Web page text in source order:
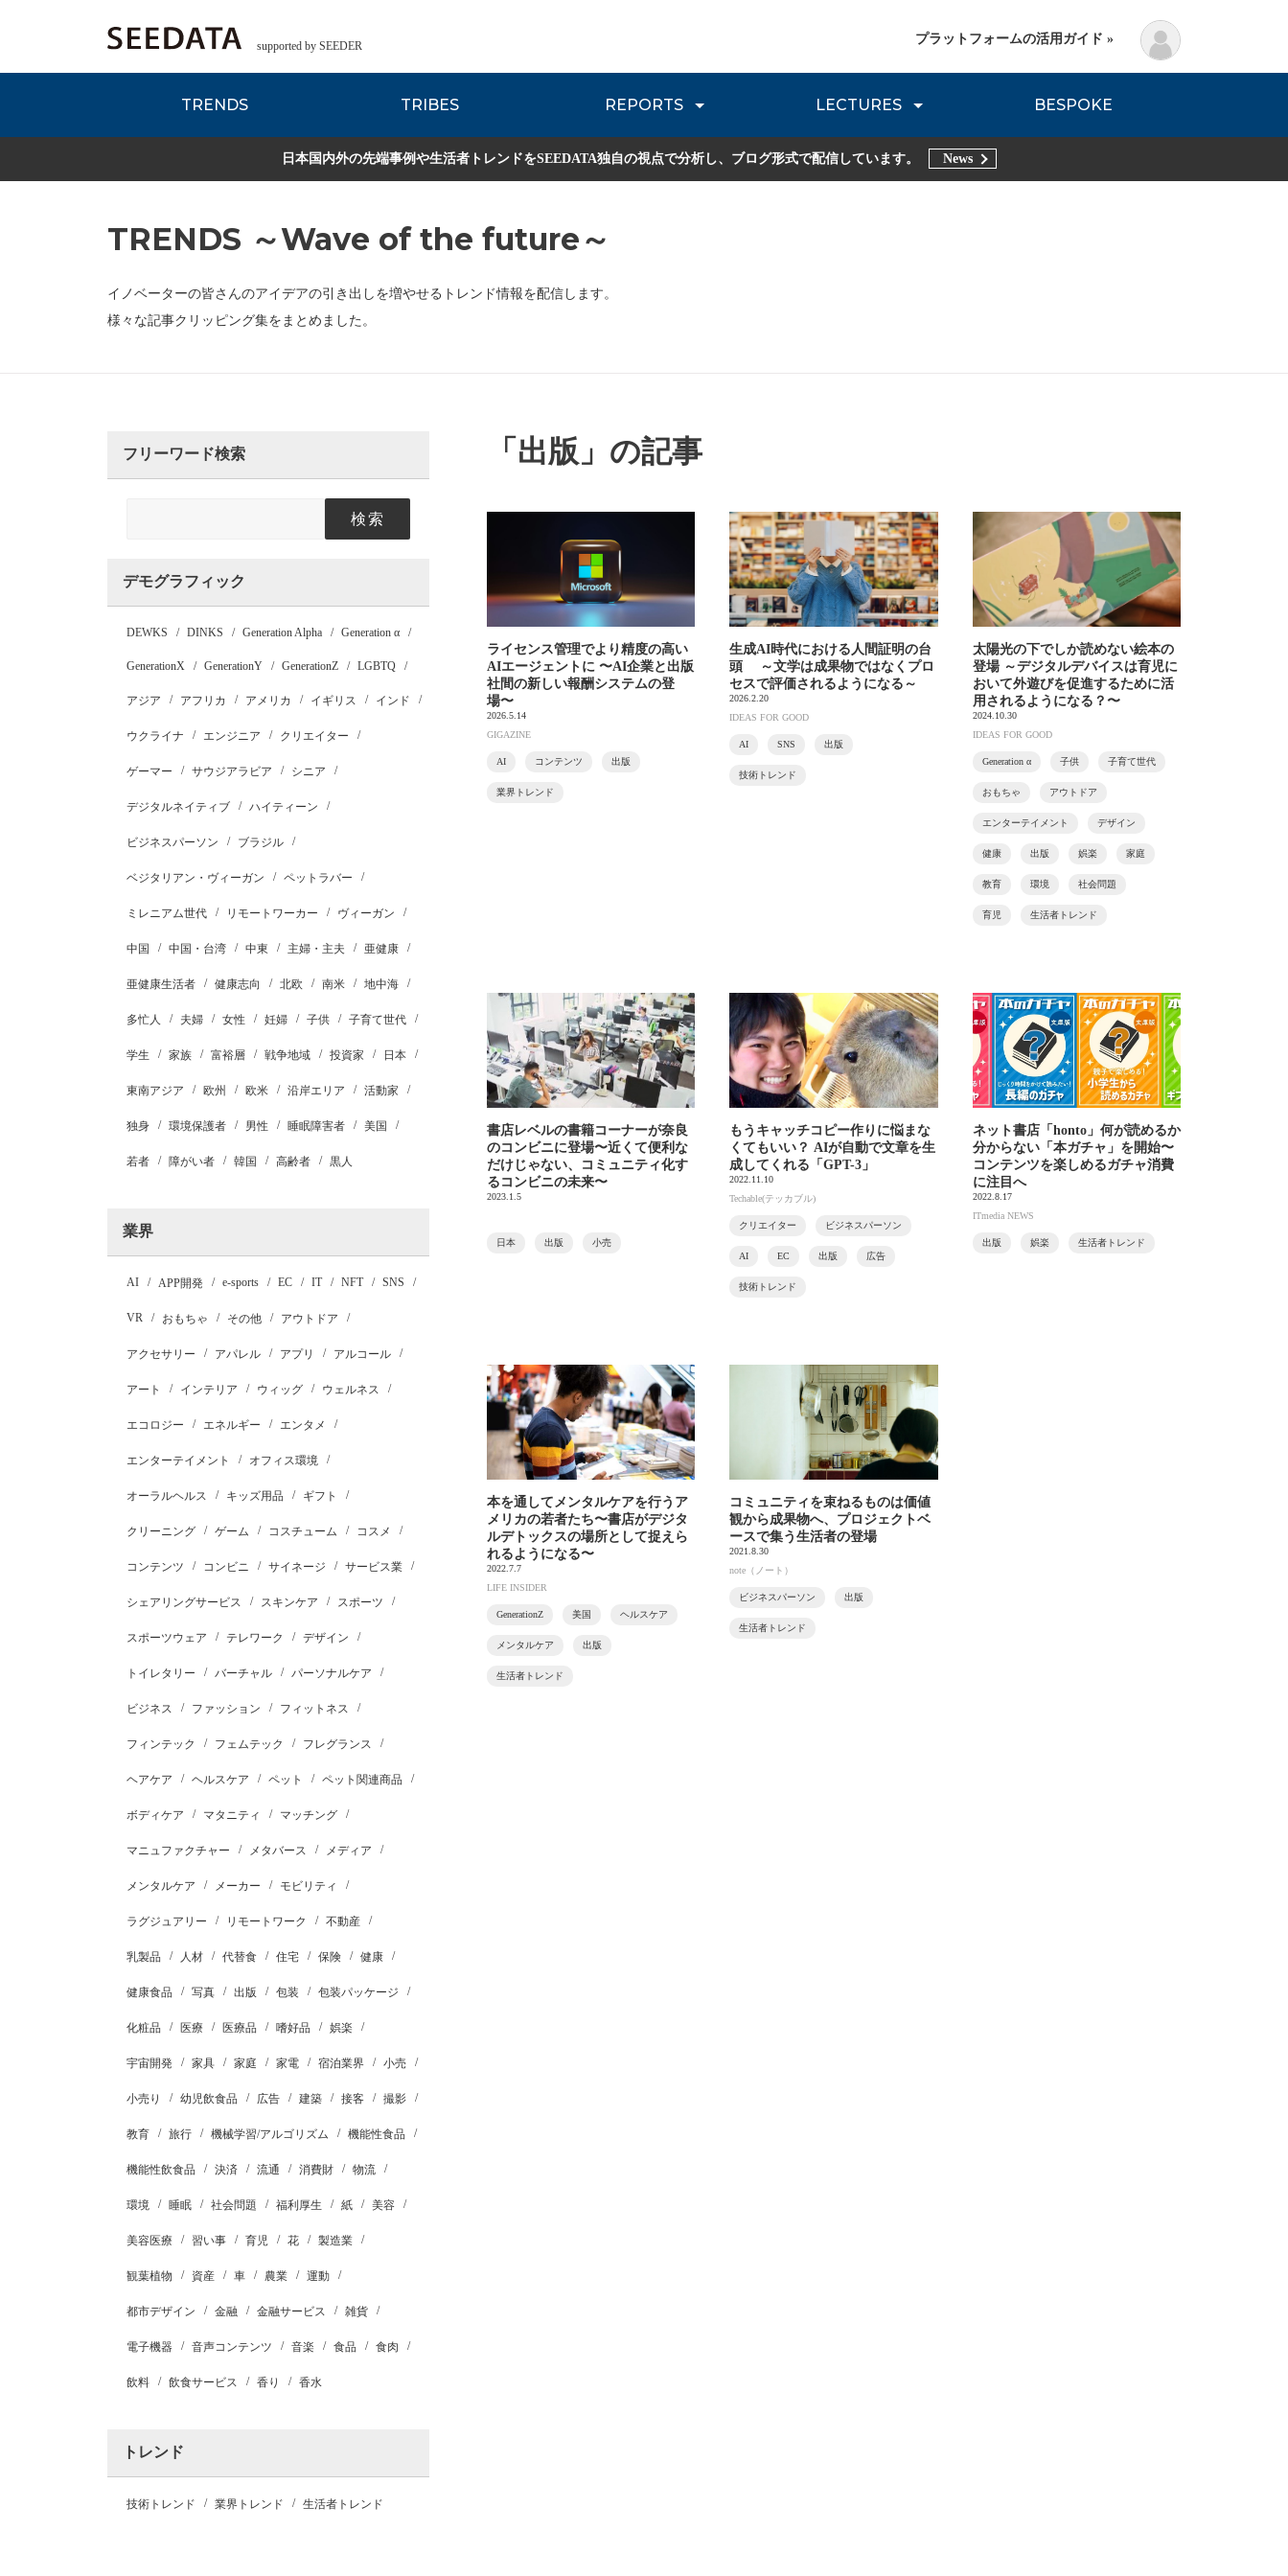
supported by SEEDER
TRENDS TRIBES REPORTS
EDITORIAL REPORT Zsレポート 流通レポート JOURNEY REVIEW DNVB REPORT TRIBE REPORTS
LECTURES
各種データのご紹介 Planning Method
BESPOKE
プラットフォームの活用ガイド »
日本国内外の先端事例や生活者トレンドをSEEDATA独自の視点で分析し、ブログ形式で配信しています。 News
TRENDS ～Wave of the future～
イノベーターの皆さんのアイデアの引き出しを増やせるトレンド情報を配信します。
様々な記事クリッピング集をまとめました。
フリーワード検索
検索
デモグラフィック
DEWKS DINKS Generation Alpha Generation α
GenerationX GenerationY GenerationZ LGBTQ
アジア アフリカ アメリカ イギリス インド
ウクライナ エンジニア クリエイター
ゲーマー サウジアラビア シニア
デジタルネイティブ ハイティーン
ビジネスパーソン ブラジル
ベジタリアン・ヴィーガン ペットラバー
ミレニアム世代 リモートワーカー ヴィーガン
中国 中国・台湾 中東 主婦・主夫 亜健康
亜健康生活者 健康志向 北欧 南米 地中海
多忙人 夫婦 女性 妊婦 子供 子育て世代
学生 家族 富裕層 戦争地域 投資家 日本
東南アジア 欧州 欧米 沿岸エリア 活動家
独身 環境保護者 男性 睡眠障害者 美国
若者 障がい者 韓国 高齢者 黒人
業界
AI APP開発 e-sports EC IT NFT SNS
VR おもちゃ その他 アウトドア
アクセサリー アパレル アプリ アルコール
アート インテリア ウィッグ ウェルネス
エコロジー エネルギー エンタメ
エンターテイメント オフィス環境
オーラルヘルス キッズ用品 ギフト
クリーニング ゲーム コスチューム コスメ
コンテンツ コンビニ サイネージ サービス業
シェアリングサービス スキンケア スポーツ
スポーツウェア テレワーク デザイン
トイレタリー バーチャル パーソナルケア
ビジネス ファッション フィットネス
フィンテック フェムテック フレグランス
ヘアケア ヘルスケア ペット ペット関連商品
ボディケア マタニティ マッチング
マニュファクチャー メタバース メディア
メンタルケア メーカー モビリティ
ラグジュアリー リモートワーク 不動産
乳製品 人材 代替食 住宅 保険 健康
健康食品 写真 出版 包装 包装パッケージ
化粧品 医療 医療品 嗜好品 娯楽
宇宙開発 家具 家庭 家電 宿泊業界 小売
小売り 幼児飲食品 広告 建築 接客 撮影
教育 旅行 機械学習/アルゴリズム 機能性食品
機能性飲食品 決済 流通 消費財 物流
環境 睡眠 社会問題 福利厚生 紙 美容
美容医療 習い事 育児 花 製造業
観葉植物 資産 車 農業 運動
都市デザイン 金融 金融サービス 雑貨
電子機器 音声コンテンツ 音楽 食品 食肉
飲料 飲食サービス 香り 香水
トレンド
技術トレンド 業界トレンド 生活者トレンド
「出版」の記事
ライセンス管理でより精度の高い
AIエージェントに 〜AI企業と出版
社間の新しい報酬システムの登
場〜
2026.5.14
GIGAZINE
AI コンテンツ 出版
業界トレンド
生成AI時代における人間証明の台
頭 ～文学は成果物ではなくプロ
セスで評価されるようになる～
2026.2.20
IDEAS FOR GOOD
AI SNS 出版
技術トレンド
太陽光の下でしか読めない絵本の
登場 ～デジタルデバイスは育児に
おいて外遊びを促進するために活
用されるようになる？〜
2024.10.30
IDEAS FOR GOOD
Generation α 子供 子育て世代
おもちゃ アウトドア
エンターテイメント デザイン
健康 出版 娯楽 家庭
教育 環境 社会問題
育児 生活者トレンド
書店レベルの書籍コーナーが奈良
のコンビニに登場〜近くて便利な
だけじゃない、コミュニティ化す
るコンビニの未来〜
2023.1.5
日本 出版 小売
もうキャッチコピー作りに悩まな
くてもいい？ AIが自動で文章を生
成してくれる「GPT-3」
2022.11.10
Techable(テッカブル)
クリエイター ビジネスパーソン
AI EC 出版 広告
技術トレンド
ネット書店「honto」何が読めるか
分からない「本ガチャ」を開始〜
コンテンツを楽しめるガチャ消費
に注目へ
2022.8.17
ITmedia NEWS
出版 娯楽 生活者トレンド
本を通してメンタルケアを行うア
メリカの若者たち〜書店がデジタ
ルデトックスの場所として捉えら
れるようになる〜
2022.7.7
LIFE INSIDER
GenerationZ 美国 ヘルスケア
メンタルケア 出版
生活者トレンド
コミュニティを束ねるものは価値
観から成果物へ、プロジェクトベ
ースで集う生活者の登場
2021.8.30
note（ノート）
ビジネスパーソン 出版
生活者トレンド